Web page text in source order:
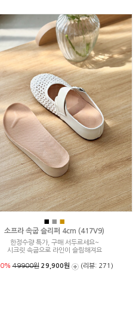
■ ■ ■
소프라 속굽 슬리퍼 4cm (417V9)
한정수량 특가, 구매 서두르세요~
시크릿 속굽으로 라인이 슬림해져요
49900원 29,900원 (리뷰: 271)